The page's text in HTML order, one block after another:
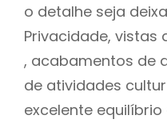
o detalhe seja
Privacidade, vistas
, acabamentos de
de atividades
excelente equilíbrio